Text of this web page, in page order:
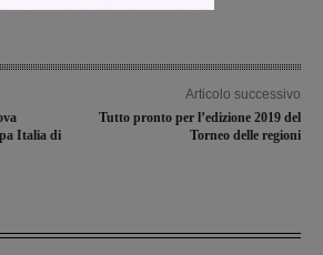
Italia di
Articolo successivo
Tutto pronto per l’edizione 2019 del
Torneo delle regioni